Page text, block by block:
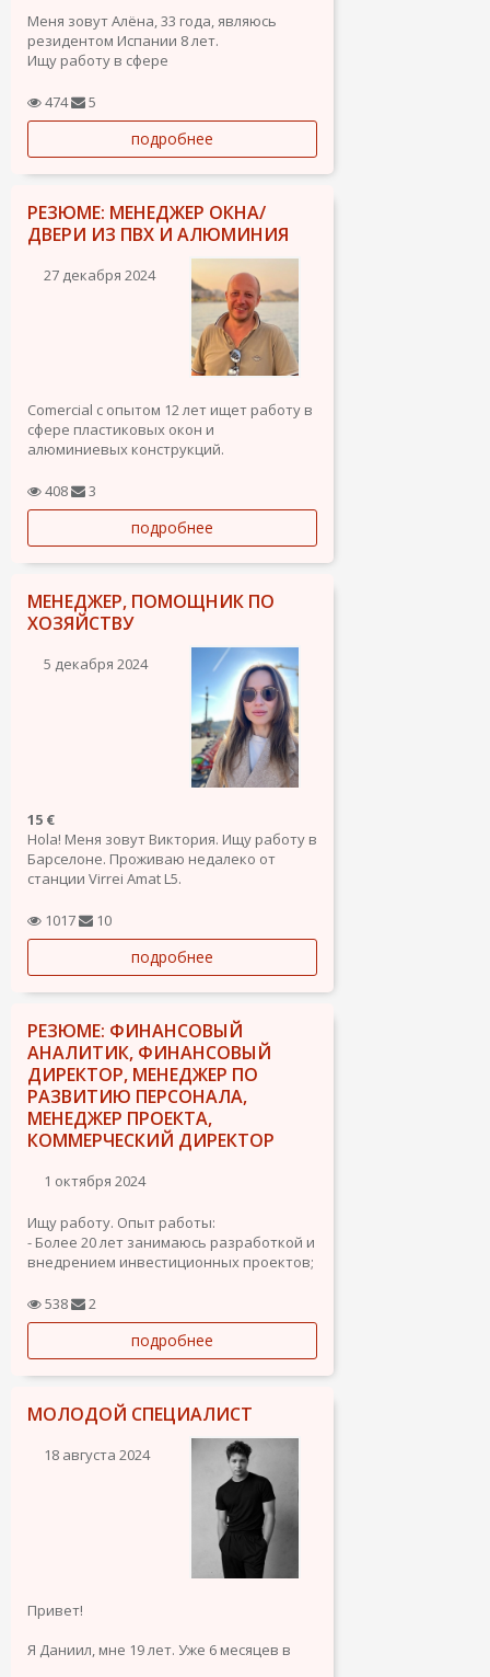
Меня зовут Алёна, 33 года, являюсь
резидентом Испании 8 лет.
Ищу работу в сфере
помощник, продавец консультант.
Имею многолетний опыт работы в
туристических агентствах, прокат
автомобилей, продажа экскурсий в
отеле 4*, консультант в...
474 5
подробнее
РЕЗЮМЕ: МЕНЕДЖЕР ОКНА/
ДВЕРИ ИЗ ПВХ И АЛЮМИНИЯ
27 декабря 2024
Comercial с опытом 12 лет ищет работу в
сфере пластиковых окон и
алюминиевых конструкций.
Эффективно справлюсь со следующими
задачами:
Отработка входящих обращений/лидов:
- консультация клиентов по профилю,
фурнитуре, стеклопакетам, ролетам;
408 3
подробнее
МЕНЕДЖЕР, ПОМОЩНИК ПО
ХОЗЯЙСТВУ
5 декабря 2024
15 €
Hola! Меня зовут Виктория. Ищу работу в
Барселоне. Проживаю недалеко от
станции Virrei Amat L5.
менеджера по продажам; Помощник по
хозяйству; Комплектовщик склада.
О себе: Мне 41 год. Я из Москвы. Живу в
Барселоне с июня 2023 г. Резиденция с
правом...
1017 10
подробнее
РЕЗЮМЕ: ФИНАНСОВЫЙ
АНАЛИТИК, ФИНАНСОВЫЙ
ДИРЕКТОР, МЕНЕДЖЕР ПО
РАЗВИТИЮ ПЕРСОНАЛА,
МЕНЕДЖЕР ПРОЕКТА,
КОММЕРЧЕСКИЙ ДИРЕКТОР
1 октября 2024
Ищу работу. Опыт работы:
- Более 20 лет занимаюсь разработкой и
внедрением инвестиционных проектов;
- Имею опыт работы с клиентами,
заключение договоров, проведение
- Владею этикой...
538 2
подробнее
МОЛОДОЙ СПЕЦИАЛИСТ
18 августа 2024
Привет!
Я Даниил, мне 19 лет. Уже 6 месяцев в